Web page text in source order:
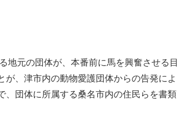
地元の団体が、本番前に馬を興奮させる目
、津市内の動物愛護団体からの告発によ
、団体に所属する桑名市内の住民らを書類